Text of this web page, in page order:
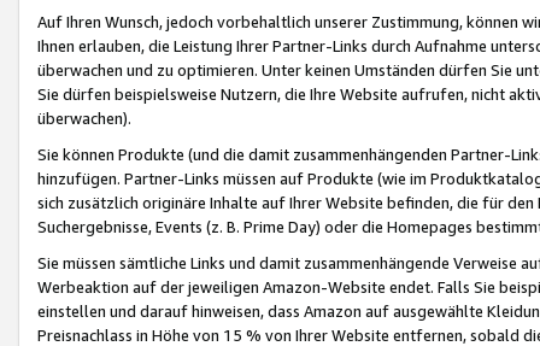
Auf Ihren Wunsch, jedoch vorbehaltlich unserer Zustimmung, können
Ihnen erlauben, die Leistung Ihrer Partner-Links durch Aufnahme
überwachen und zu optimieren. Unter keinen Umständen dürfen Sie
Sie dürfen beispielsweise Nutzern, die Ihre Website aufrufen, nicht
überwachen).
Sie können Produkte (und die damit zusammenhängenden Partner-
hinzufügen. Partner-Links müssen auf Produkte (wie im
sich zusätzlich originäre Inhalte auf Ihrer Website befinden, die für
Suchergebnisse, Events (z. B. Prime Day) oder die Homepages
Sie müssen sämtliche Links und damit zusammenhängende
Werbeaktion auf der jeweiligen Amazon-Website endet. Falls Sie
einstellen und darauf hinweisen, dass Amazon auf ausgewählte
Preisnachlass in Höhe von 15 % von Ihrer Website entfernen, sobald